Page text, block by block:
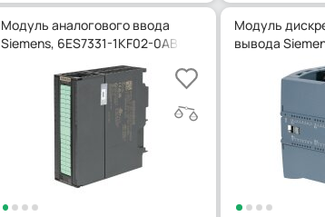
Модуль аналогового ввода
Siemens, 6ES7331-1KF02-0AB0
Модуль
вывода